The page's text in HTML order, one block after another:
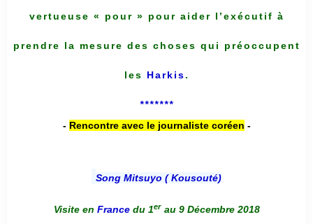
vertueuse « pour » pour aider l’exécutif à
prendre la mesure des choses qui préoccupent
les Harkis.
*******
- Rencontre avec le journaliste coréen -
Song Mitsuyo ( Kousouté)
Visite en France du 1er au 9 Décembre 2018